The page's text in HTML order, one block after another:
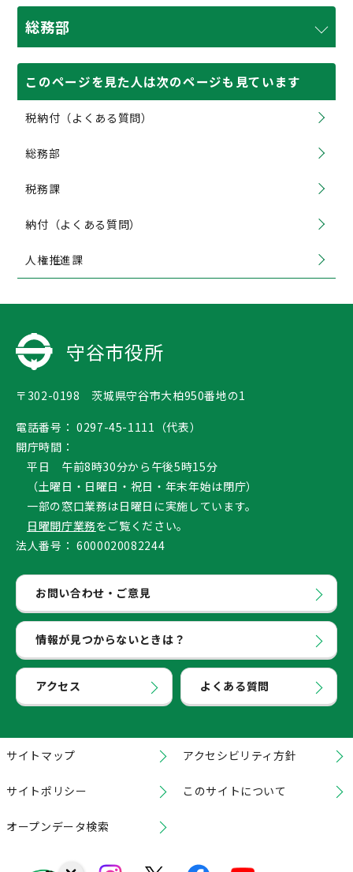
総務部
このページを見た人は次のページも見ています
税納付（よくある質問）
総務部
税務課
納付（よくある質問）
人権推進課
守谷市役所
〒302-0198 茨城県守谷市大柏950番地の1
電話番号： 0297-45-1111（代表）
開庁時間：
平日 午前8時30分から午後5時15分
（土曜日・日曜日・祝日・年末年始は閉庁）
一部の窓口業務は日曜日に実施しています。
日曜開庁業務をご覧ください。
法人番号： 6000020082244
お問い合わせ・ご意見
情報が見つからないときは？
アクセス よくある質問
サイトマップ アクセシビリティ方針
サイトポリシー このサイトについて
オープンデータ検索